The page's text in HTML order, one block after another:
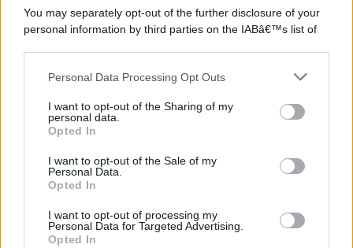
You may separately opt-out of the further disclosure of your
personal information by third parties on the IABâ€™s list of
This information may also be disclosed by us to third parties
further disclose it to other third parties.
Please note that this website/app uses one or more Google
services and may gather and store information including but
not limited to your visit or usage behaviour. You may click to
grant or deny consent to Google and its third-party tags to
consent section.
Personal Data Processing Opt Outs
I want to opt-out of the Sharing of my
personal data.
Opted In
I want to opt-out of the Sale of my
Personal Data.
Opted In
I want to opt-out of processing my
Personal Data for Targeted Advertising.
Opted In